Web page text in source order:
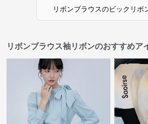
リボンブラウスのビックリボ
リボンブラウス袖リボンのおすすめア